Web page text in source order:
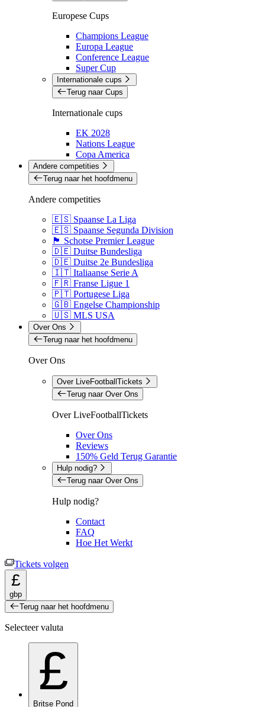
Europese Cups
Champions League
Europa League
Conference League
Super Cup
Internationale cups
Terug naar Cups
Internationale cups
EK 2028
Nations League
Copa America
Andere competities
Terug naar het hoofdmenu
Andere competities
🇪🇸 Spaanse La Liga
🇪🇸 Spaanse Segunda Division
🏴󠁧󠁢󠁳󠁣󠁴󠁿 Schotse Premier League
🇩🇪 Duitse Bundesliga
🇩🇪 Duitse 2e Bundesliga
🇮🇹 Italiaanse Serie A
🇫🇷 Franse Ligue 1
🇵🇹 Portugese Liga
🇬🇧 Engelse Championship
🇺🇸 MLS USA
Over Ons
Terug naar het hoofdmenu
Over Ons
Over LiveFootballTickets
Terug naar Over Ons
Over LiveFootballTickets
Over Ons
Reviews
150% Geld Terug Garantie
Hulp nodig?
Terug naar Over Ons
Hulp nodig?
Contact
FAQ
Hoe Het Werkt
Tickets volgen
£
gbp
Terug naar het hoofdmenu
Selecteer valuta
£
Britse Pond